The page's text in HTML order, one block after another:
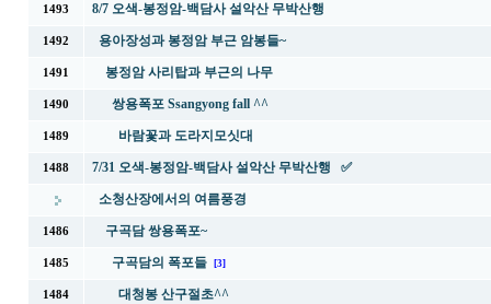
1493 8/7 오색-봉정암-백담사 설악산 무박산행
1492 용아장성과 봉정암 부근 암봉들~
1491 봉정암 사리탑과 부근의 나무
1490 쌍용폭포 Ssangyong fall ^^
1489 바람꽃과 도라지모싯대
1488 7/31 오색-봉정암-백담사 설악산 무박산행 ✅
소청산장에서의 여름풍경
1486 구곡담 쌍용폭포~
1485 구곡담의 폭포들 [3]
1484 대청봉 산구절초^^